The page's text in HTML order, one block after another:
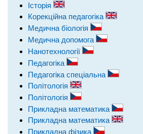
Історія
Корекційна педагогіка
Медична біологія
Медична допомога
Нанотехнології
Педагогіка
Педагогіка спеціальна
Політологія
Політологія
Прикладна математика
Прикладна математика
Прикладна фізика